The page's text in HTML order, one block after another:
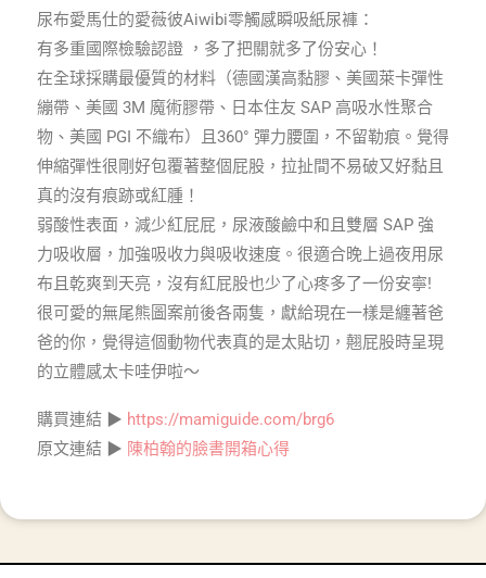
尿布愛馬仕的愛薇彼Aiwibi零觸感瞬吸紙尿褲：
有多重國際檢驗認證 ，多了把關就多了份安心！
在全球採購最優質的材料（德國漢高黏膠、美國萊卡彈性
繃帶、美國 3M 魔術膠帶、日本住友 SAP 高吸水性聚合
物、美國 PGI 不織布）且360° 彈力腰圍，不留勒痕。覺得
伸縮彈性很剛好包覆著整個屁股，拉扯間不易破又好黏且
真的沒有痕跡或紅腫！
弱酸性表面，減少紅屁屁，尿液酸鹼中和且雙層 SAP 強
力吸收層，加強吸收力與吸收速度。很適合晚上過夜用尿
布且乾爽到天亮，沒有紅屁股也少了心疼多了一份安寧!
很可愛的無尾熊圖案前後各兩隻，獻給現在一樣是纏著爸
爸的你，覺得這個動物代表真的是太貼切，翹屁股時呈現
的立體感太卡哇伊啦～
購買連結 ▶ https://mamiguide.com/brg6
原文連結 ▶ 陳柏翰的臉書開箱心得